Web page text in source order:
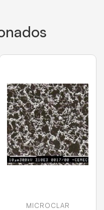
MICROCLAR